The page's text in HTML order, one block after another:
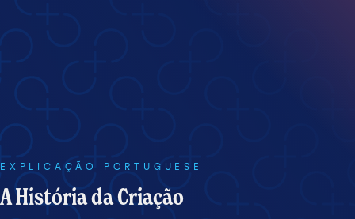
A História da Criação
EXPLICAÇÃO PORTUGUESE